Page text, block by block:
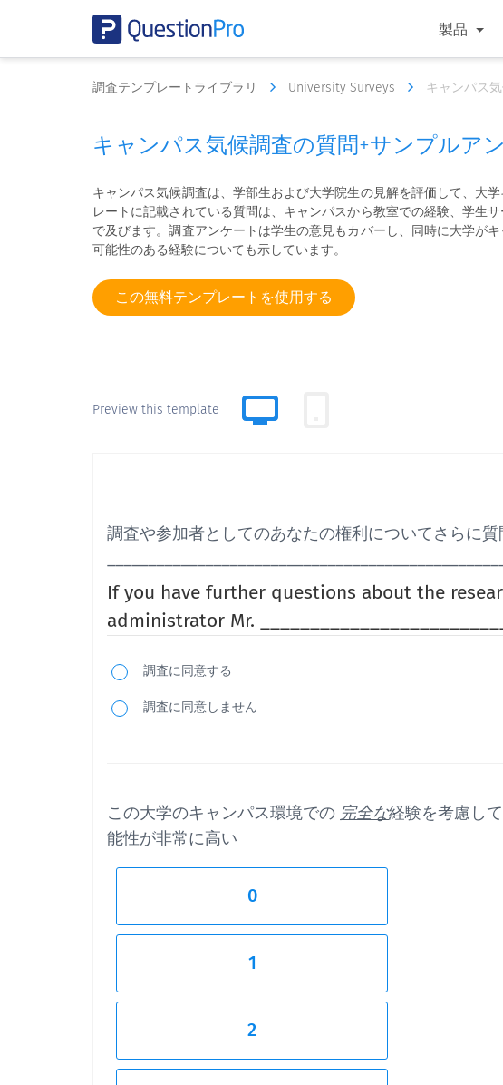
製品
調査テンプレートライブラリ University Surveys キャンパス
キャンパス気候調査の質問+サンプルア
キャンパス気候調査は、学部生および大学院生の見解を評価して、大
レートに記載されている質問は、キャンパスから教室での経験、学生
で及びます。調査アンケートは学生の意見もカバーし、同時に大学が
可能性のある経験についても示しています。
この無料テンプレートを使用する
Preview this template
調査や参加者としてのあなたの権利についてさらに
If you have further questions about the
administrator Mr.
調査に同意する
調査に同意しません
この大学のキャンパス環境での 完全な経験を考慮して
能性が非常に高い
0
1
2